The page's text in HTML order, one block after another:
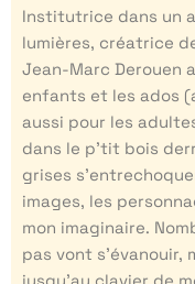
Institutrice dans un
lumières, créatrice
Jean-Marc Derouen
enfants et les ados
aussi pour les
dans le p’tit bois
grises
images, les
mon imaginaire.
pas vont s’évanouir,